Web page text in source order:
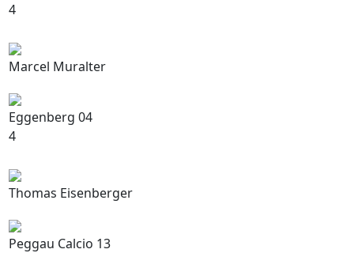
4
Marcel Muralter
Eggenberg 04
4
Thomas Eisenberger
Peggau Calcio 13